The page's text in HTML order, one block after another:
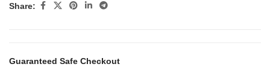
Share:
Guaranteed Safe Checkout